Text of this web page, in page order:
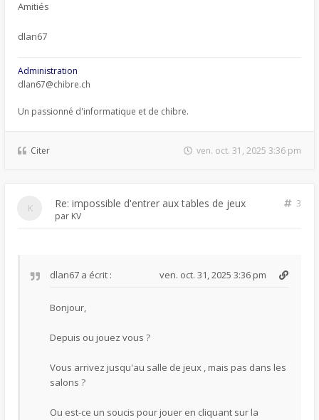
Amitiés
dlan67
Administration
dlan67@chibre.ch
Un passionné d'informatique et de chibre.
Citer ven. oct. 31, 2025 3:36 pm
Re: impossible d'entrer aux tables de jeux
3
par KV
dlan67 a écrit : ven. oct. 31, 2025 3:36 pm
Bonjour,
Depuis ou jouez vous ?
Vous arrivez jusqu'au salle de jeux , mais pas dans les
salons ?
Ou est-ce un soucis pour jouer en cliquant sur la